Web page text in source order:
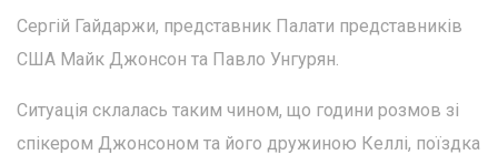
Сергій Гайдаржи, представник Палати представників
США Майк Джонсон та Павло Унгурян.
Ситуація склалась таким чином, що години розмов зі
спікером Джонсоном та його дружиною Келлі, поїздка